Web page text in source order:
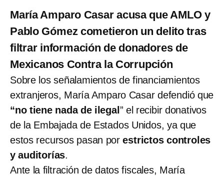
María Amparo Casar acusa que AMLO y
Pablo Gómez cometieron un delito tras
filtrar información de donadores de
Mexicanos Contra la Corrupción
Sobre los señalamientos de financiamientos
extranjeros, María Amparo Casar defendió que
“no tiene nada de ilegal ” el recibir donativos
de la Embajada de Estados Unidos, ya que
estos recursos pasan porestrictos controles
y auditorías.
Ante la filtración de datos fiscales, María